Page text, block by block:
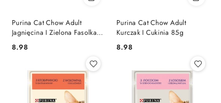
Purina Cat Chow Adult
Jagnięcina I Zielona Fasolka
85g
Cena:
8.98
Purina Cat Chow Adult
Kurczak I Cukinia 85g
Cena:
8.98